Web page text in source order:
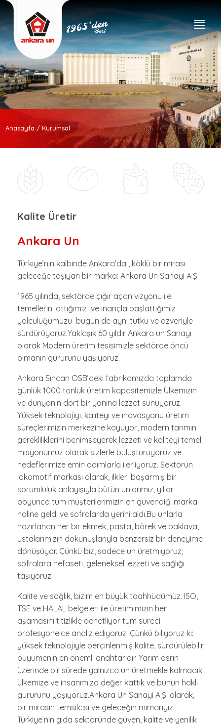
Anasayfa / Kurumsal
Kalite Üretir
Ankara Un
Türkiye’nin kalbinde Ankara’da , köklü bir mirası
geleceğe taşıyan bir marka: Ankara Un Sanayi A.Ş.
1965 yılında, sektörde çığır açan vizyonu ile
temellerini attığımız ve inançla başlattığımız
yolculuğumuzu bugün de aynı tutku ve özveriyle
sürdürüyoruz.Yaklaşık 60 yıldır Ankara un Sanayi
olarak Modern üretim tesisimizle sektörde öncü
olmanın gururunu yaşıyoruz.
Ankara Sincan OSB’deki fabrikamızda toplamda
günlük 1000 tonluk üretim kapasitemizle Ülkemizin
ve dünyanın dört bir yanına lezzet sunuyoruz.
Yüksek teknolojiyi, kaliteyi ve inovasyonu üretim
süreçlerimizin merkezine koyuyor, modern tarımın
gerekliliklerini benimseyerek lezzeti ve kaliteyi temel
misyonumuz olarak sizlerle buluşturuyoruz ve
hedeflerimize emin adımlarla ilerliyoruz. Sektörün
lokomotif markası olarak, ilkleri başarmış bir
sorumluluk anlayışıyla bütün unlarımız, yıllar
boyunca tüm müşterilerimizin en güvendiği marka
haline geldi ve sofralarda yerini aldı.Bu unlarla
hazırlanan her bir ekmek, pasta, börek ve baklava,
ustalarımızın dokunuşlarıyla benzersiz bir deneyime
dönüşüyor. Çünkü biz, sadece un üretmiyoruz;
sofralara nefaseti, geleneksel lezzeti ve sağlığı
taşıyoruz.
Kalite ve sağlık, bizim en büyük taahhüdümüz. ISO,
TSE ve HALAL belgeleri ile üretimimizin her
aşamasını titizlikle denetliyor tüm süreci
profesyonelce analiz ediyoruz. Çünkü biliyoruz ki:
yüksek teknolojiyle perçinlenmiş kalite, sürdürülebilir
büyümenin en önemli anahtarıdır. Yarım asrın
üzerinde bir sürede yalnızca un üretmekle kalmadık
ülkemize ve insanımıza değer kattık ve bunun haklı
gururunu yaşıyoruz.Ankara Un Sanayi A.Ş. olarak,
bir mirasın temsilcisi ve geleceğin mimarıyız.
Türkiye’nin gıda sektöründe güven, kalite ve yenilik